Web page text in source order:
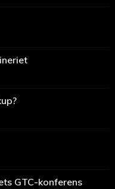
GTC-konferens